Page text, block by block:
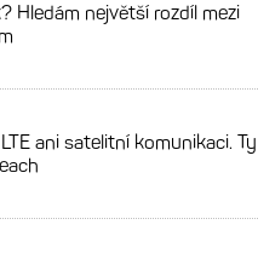
Hledám největší rozdíl mezi
ani satelitní komunikaci. Ty